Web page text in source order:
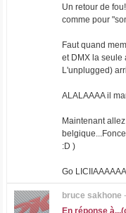
Un retour de
comme pour
Faut quand
et DMX la seule
L'unplugged)
ALALAAAA il
Maintenant
:D )
Go
bruce sakhone -
En réponse